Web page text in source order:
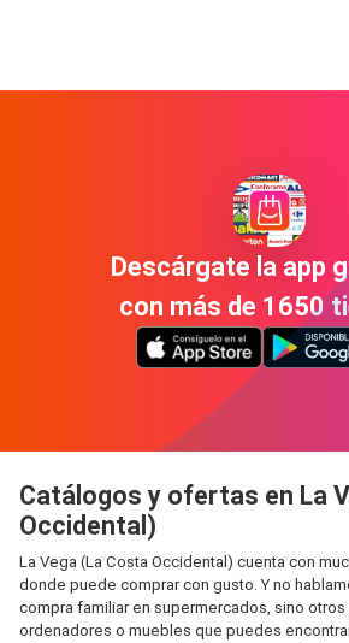
Descárgate la app
con más de 1650
Catálogos y ofertas en La
Occidental)
La Vega (La Costa Occidental) cuenta con
donde puede comprar con gusto. Y no
compra familiar en supermercados, sino
ordenadores o muebles que puedes